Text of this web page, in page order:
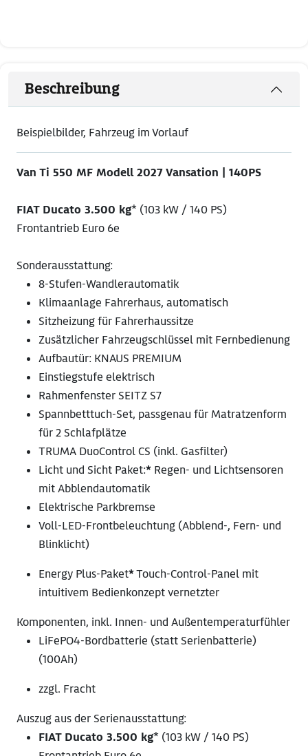
Beschreibung
Beispielbilder, Fahrzeug im Vorlauf
Van Ti 550 MF Modell 2027 Vansation | 140PS
FIAT Ducato 3.500 kg* (103 kW / 140 PS)
Frontantrieb Euro 6e
Sonderausstattung:
8-Stufen-Wandlerautomatik
Klimaanlage Fahrerhaus, automatisch
Sitzheizung für Fahrerhaussitze
Zusätzlicher Fahrzeugschlüssel mit Fernbedienung
Aufbautür: KNAUS PREMIUM
Einstiegstufe elektrisch
Rahmenfenster SEITZ S7
Spannbetttuch-Set, passgenau für Matratzenform
für 2 Schlafplätze
TRUMA DuoControl CS (inkl. Gasfilter)
Licht und Sicht Paket:* Regen- und Lichtsensoren
mit Abblendautomatik
Elektrische Parkbremse
Voll-LED-Frontbeleuchtung (Abblend-, Fern- und
Blinklicht)
Energy Plus-Paket*Touch-Control-Panel mit
intuitivem Bedienkonzept vernetzter
Komponenten, inkl. Innen- und Außentemperaturfühler
LiFePO4-Bordbatterie (statt Serienbatterie)
(100Ah)
zzgl. Fracht
Auszug aus der Serienausstattung:
FIAT Ducato 3.500 kg* (103 kW / 140 PS)